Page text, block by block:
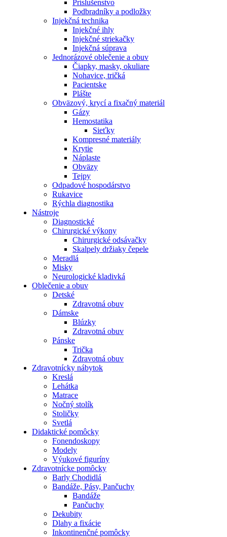
Príslušenstvo
Podbradníky a podložky
Injekčná technika
Injekčné ihly
Injekčné striekačky
Injekčná súprava
Jednorázové oblečenie a obuv
Čiapky, masky, okuliare
Nohavice, tričká
Pacientske
Plášte
Obväzový, krycí a fixačný materiál
Gázy
Hemostatika
Sieťky
Kompresné materiály
Krytie
Náplaste
Obväzy
Tejpy
Odpadové hospodárstvo
Rukavice
Rýchla diagnostika
Nástroje
Diagnostické
Chirurgické výkony
Chirurgické odsávačky
Skalpely držiaky čepele
Meradlá
Misky
Neurologické kladivká
Oblečenie a obuv
Detské
Zdravotná obuv
Dámske
Blúzky
Zdravotná obuv
Pánske
Trička
Zdravotná obuv
Zdravotnícky nábytok
Kreslá
Lehátka
Matrace
Nočný stolík
Stoličky
Svetlá
Didaktické pomôcky
Fonendoskopy
Modely
Výukové figuríny
Zdravotnícke pomôcky
Barly Chodidlá
Bandáže, Pásy, Pančuchy
Bandáže
Pančuchy
Dekubity
Dlahy a fixácie
Inkontinenčné pomôcky